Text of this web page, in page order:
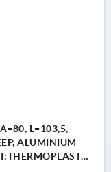
L=103,5,
ALUMINIUM